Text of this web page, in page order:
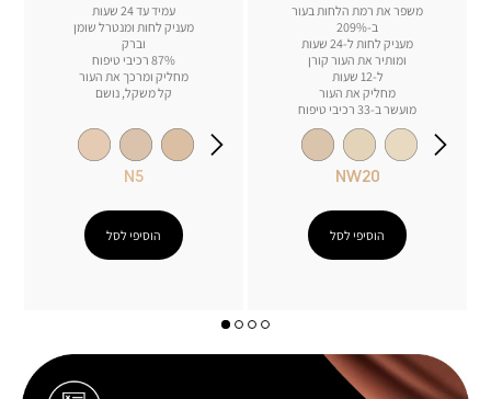
עמיד עד 24 שעות
מעניק לחות ומנטרל שומן
וברק
87% רכיבי טיפוח
מחליק ומרכך את העור
קל משקל, נושם
N5
הוסיפי לסל
משפר את רמת הלחות בעור
ב-209%
מעניק לחות ל-24 שעות
ומותיר את העור קורן
ל-12 שעות
מחליק את העור
מועשר ב-33 רכיבי טיפוח
NW20
הוסיפי לסל